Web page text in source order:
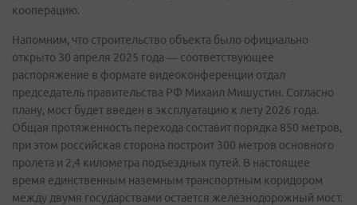
кооперацию.
Напомним, что строительство объекта было официально
открыто 30 апреля 2025 года — соответствующее
распоряжение в формате видеоконференции отдал
председатель правительства РФ Михаил Мишустин. Согласно
плану, мост будет введен в эксплуатацию к лету 2026 года.
Общая протяженность перехода составит порядка 850 метров,
при этом российская сторона построит 300 метров основного
пролета и 2,4 километра подъездных путей. В настоящее
время единственным наземным транспортным коридором
между двумя государствами остается железнодорожный мост.